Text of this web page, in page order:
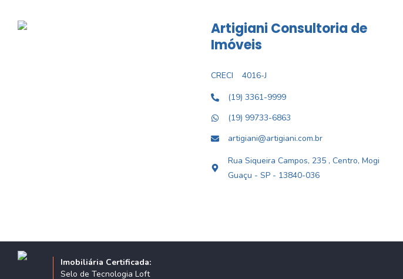
Artigiani Consultoria de
Imóveis
CRECI
4016-J
(19) 3361-9999
(19) 99733-6863
artigiani@artigiani.com.br
Rua Siqueira Campos, 235 , Centro, Mogi
Guaçu - SP - 13840-036
Imobiliária Certificada:
Selo de Tecnologia Loft